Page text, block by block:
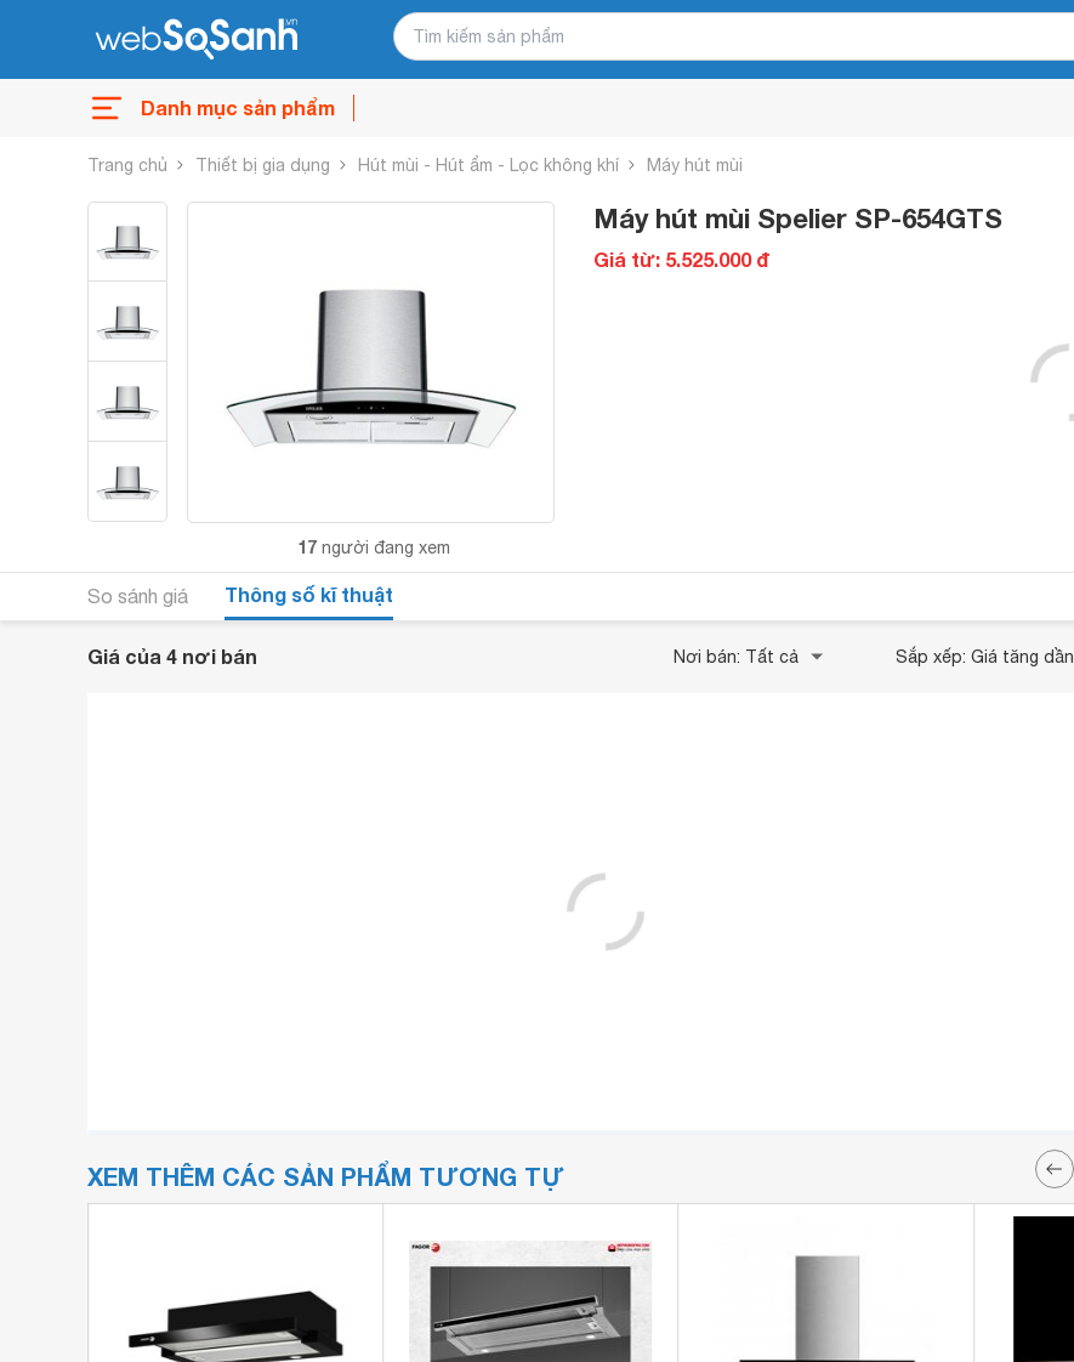
Danh mục sản phẩm
Trang chủ Thiết bị gia dụng Hút mùi - Hút ẩm - Lọc không khí Máy hút mùi
17 người đang xem
Máy hút mùi Spelier SP-654GTS
Giá từ: 5.525.000 đ
So sánh giá Thông số kĩ thuật
Giá của 4 nơi bán Nơi bán: Tất cả Sắp xếp: Giá tăng dần
XEM THÊM CÁC SẢN PHẨM TƯƠNG TỰ